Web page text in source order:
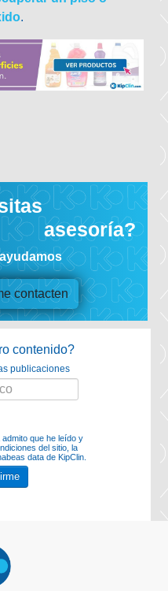
.
asesoría?
contacten
contenido?
publicaciones
que he leído y
del sitio, la
data de KipClin.